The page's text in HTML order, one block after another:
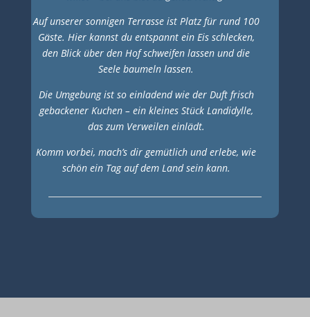
Auf unserer sonnigen Terrasse ist Platz für rund 100
Gäste. Hier kannst du entspannt ein Eis schlecken,
den Blick über den Hof schweifen lassen und die
Seele baumeln lassen.
Die Umgebung ist so einladend wie der Duft frisch
gebackener Kuchen – ein kleines Stück Landidylle,
das zum Verweilen einlädt.
Komm vorbei, mach’s dir gemütlich und erlebe, wie
schön ein Tag auf dem Land sein kann.